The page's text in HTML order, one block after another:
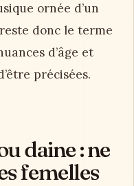
ornée d’un
donc le terme
d’âge et
précisées.
daine : ne
femelles